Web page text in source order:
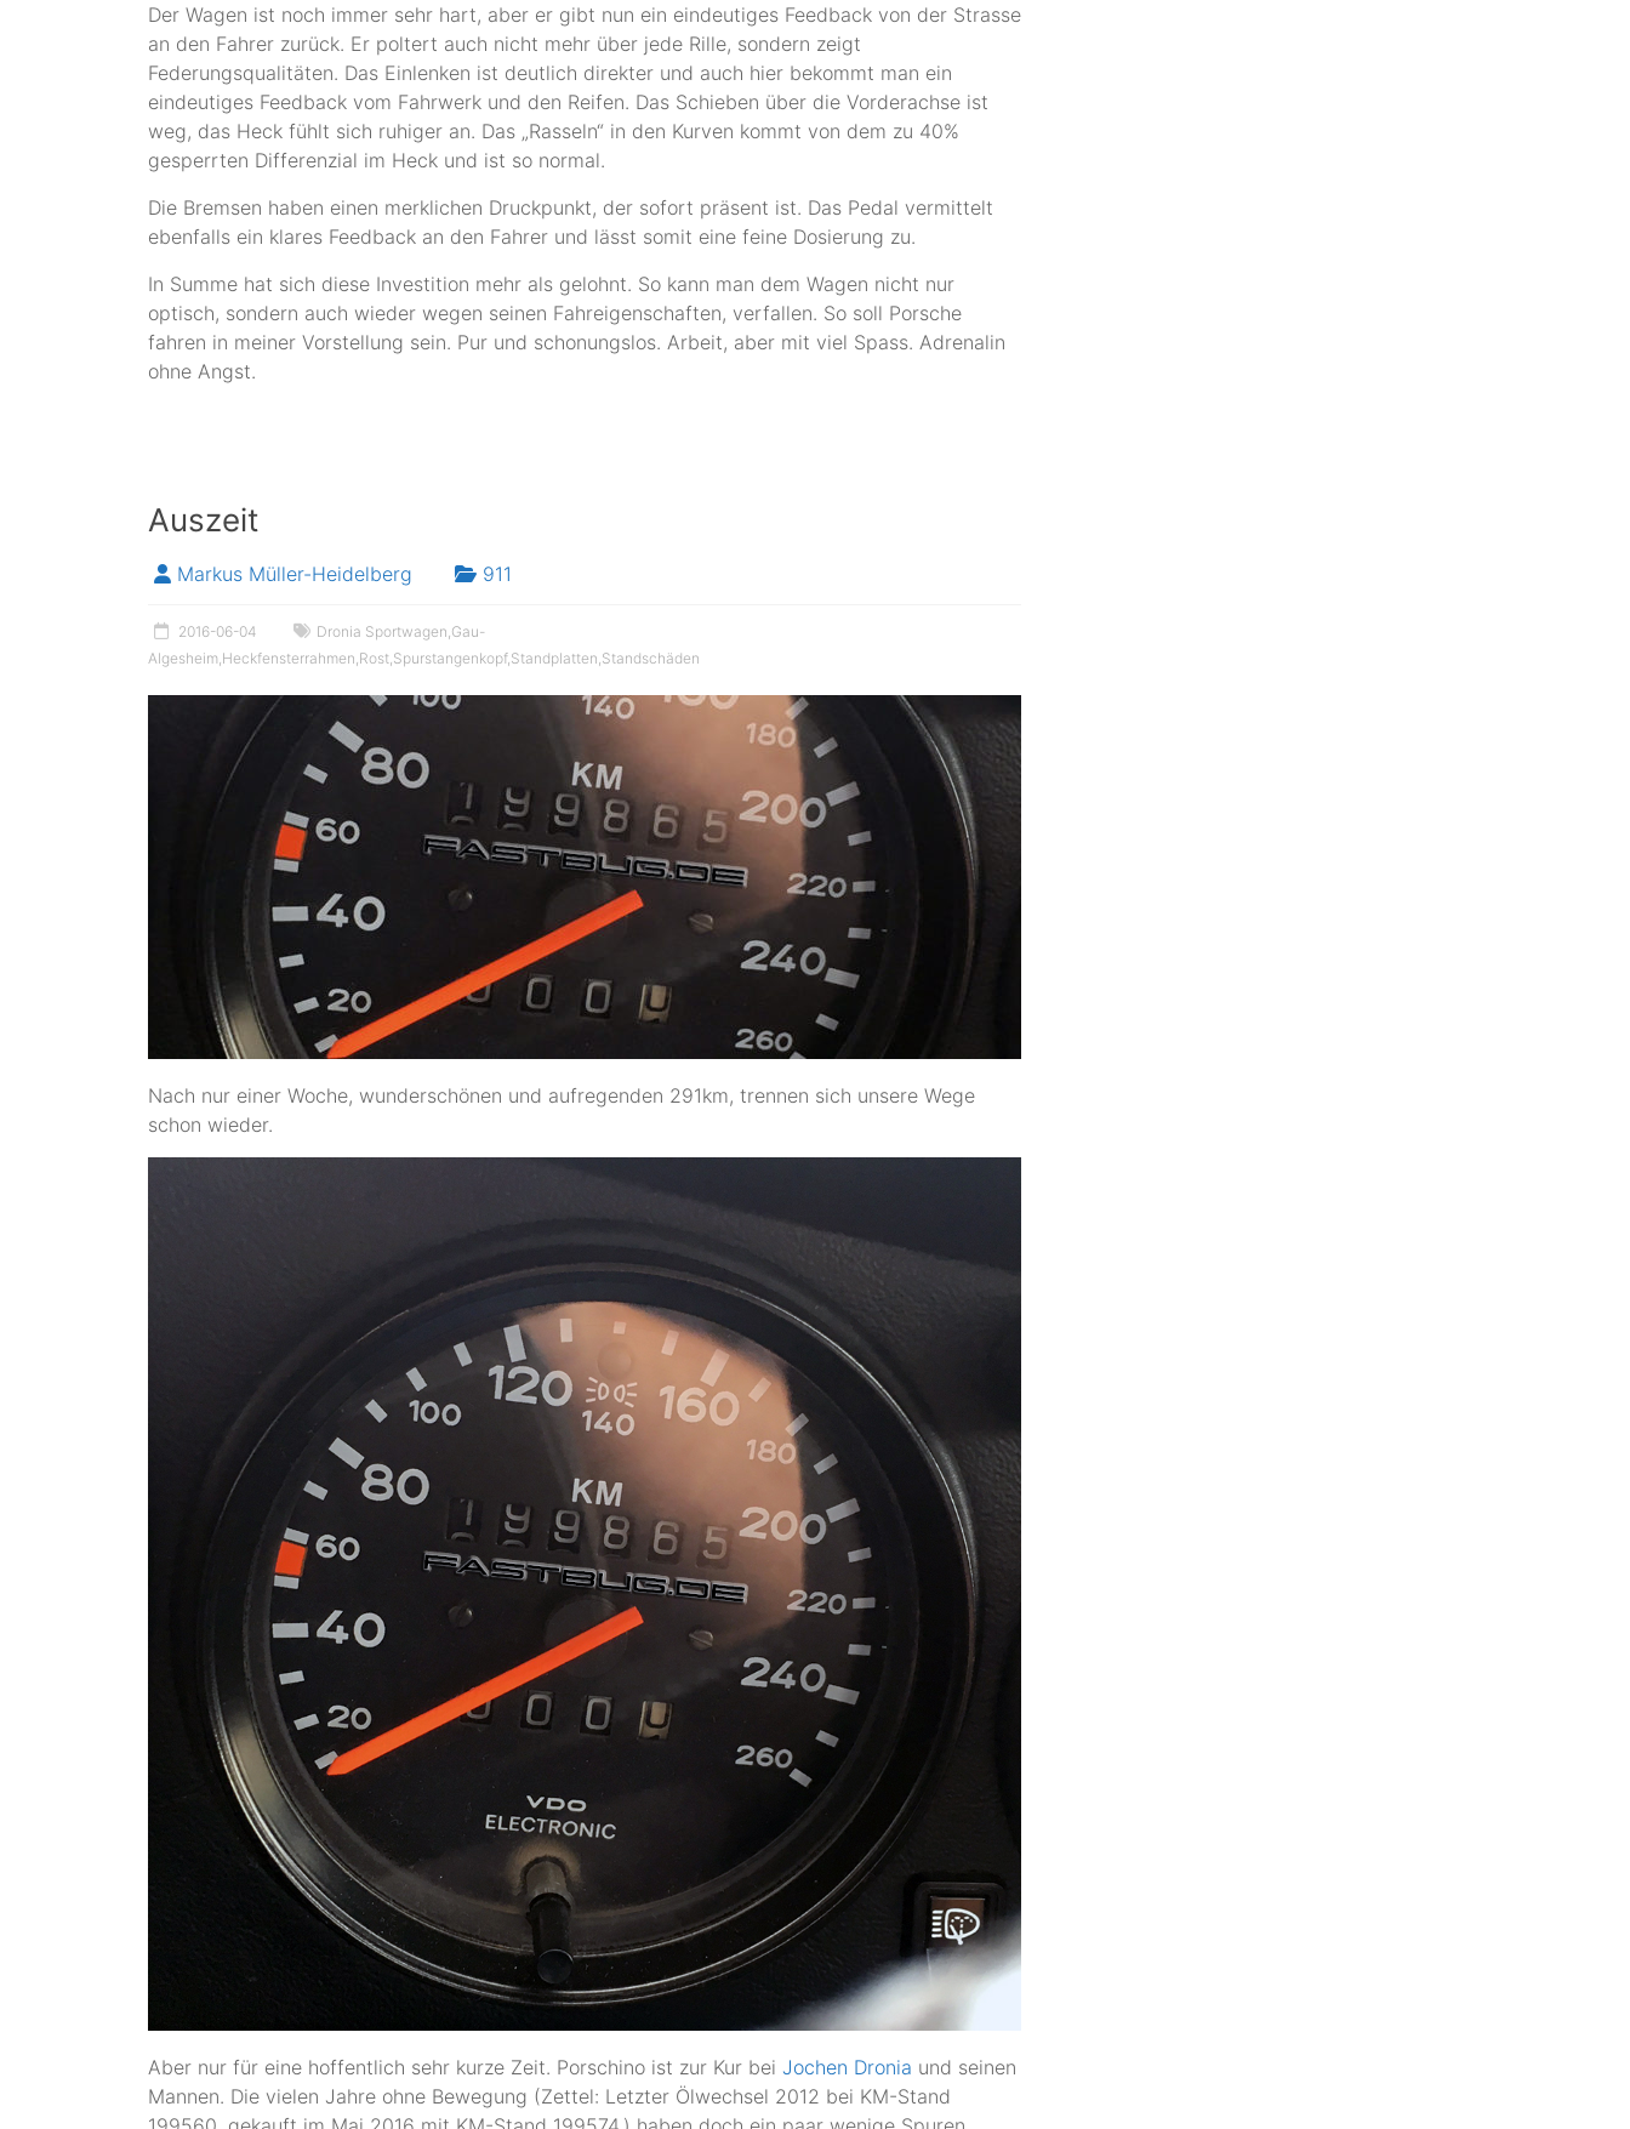
Der Wagen ist noch immer sehr hart, aber er gibt nun ein eindeutiges Feedback von der Strasse
an den Fahrer zurück. Er poltert auch nicht mehr über jede Rille, sondern zeigt
Federungsqualitäten. Das Einlenken ist deutlich direkter und auch hier bekommt man ein
eindeutiges Feedback vom Fahrwerk und den Reifen. Das Schieben über die Vorderachse ist
weg, das Heck fühlt sich ruhiger an. Das „Rasseln“ in den Kurven kommt von dem zu 40%
gesperrten Differenzial im Heck und ist so normal.
Die Bremsen haben einen merklichen Druckpunkt, der sofort präsent ist. Das Pedal vermittelt
ebenfalls ein klares Feedback an den Fahrer und lässt somit eine feine Dosierung zu.
In Summe hat sich diese Investition mehr als gelohnt. So kann man dem Wagen nicht nur
optisch, sondern auch wieder wegen seinen Fahreigenschaften, verfallen. So soll Porsche
fahren in meiner Vorstellung sein. Pur und schonungslos. Arbeit, aber mit viel Spass. Adrenalin
ohne Angst.
Auszeit
Markus Müller-Heidelberg 911
2016-06-04 Dronia Sportwagen Gau-
Algesheim Heckfensterrahmen Rost Spurstangenkopf, Standplatten Standschäden
Nach nur einer Woche, wunderschönen und aufregenden 291km, trennen sich unsere Wege
schon wieder.
Aber nur für eine hoffentlich sehr kurze Zeit. Porschino ist zur Kur bei Jochen Dronia und seinen
Mannen. Die vielen Jahre ohne Bewegung (Zettel: Letzter Ölwechsel 2012 bei KM-Stand